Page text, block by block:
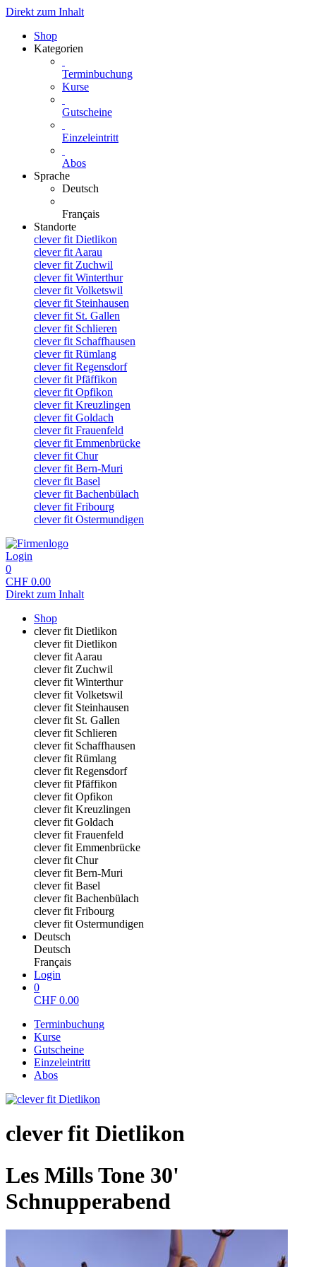
Direkt zum Inhalt
Shop
Kategorien
Terminbuchung
Kurse
Gutscheine
Einzeleintritt
Abos
Sprache
Deutsch
Français
Standorte
clever fit Dietlikon
clever fit Aarau
clever fit Zuchwil
clever fit Winterthur
clever fit Volketswil
clever fit Steinhausen
clever fit St. Gallen
clever fit Schlieren
clever fit Schaffhausen
clever fit Rümlang
clever fit Regensdorf
clever fit Pfäffikon
clever fit Opfikon
clever fit Kreuzlingen
clever fit Goldach
clever fit Frauenfeld
clever fit Emmenbrücke
clever fit Chur
clever fit Bern-Muri
clever fit Basel
clever fit Bachenbülach
clever fit Fribourg
clever fit Ostermundigen
Login
0
CHF 0.00
Direkt zum Inhalt
Shop
clever fit Dietlikon
clever fit Dietlikon
clever fit Aarau
clever fit Zuchwil
clever fit Winterthur
clever fit Volketswil
clever fit Steinhausen
clever fit St. Gallen
clever fit Schlieren
clever fit Schaffhausen
clever fit Rümlang
clever fit Regensdorf
clever fit Pfäffikon
clever fit Opfikon
clever fit Kreuzlingen
clever fit Goldach
clever fit Frauenfeld
clever fit Emmenbrücke
clever fit Chur
clever fit Bern-Muri
clever fit Basel
clever fit Bachenbülach
clever fit Fribourg
clever fit Ostermundigen
Deutsch
Deutsch
Français
Login
0
CHF 0.00
Terminbuchung
Kurse
Gutscheine
Einzeleintritt
Abos
clever fit Dietlikon
Les Mills Tone 30'
Schnupperabend